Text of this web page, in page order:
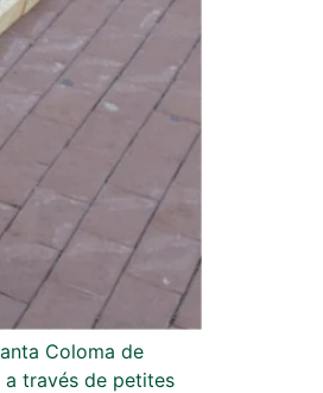
Coloma de
través de petites